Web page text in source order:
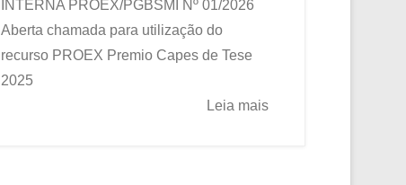
INTERNA PROEX/PGBSMI Nº 01/2026
Aberta chamada para utilização do
recurso PROEX Premio Capes de Tese
2025
Leia mais